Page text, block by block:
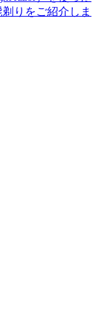
剃りをご紹介しま